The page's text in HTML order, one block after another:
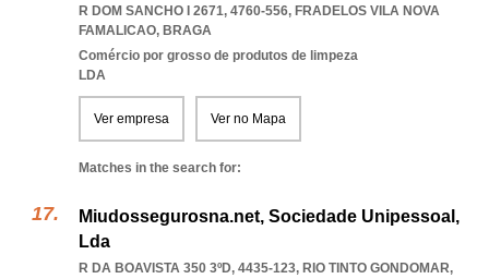
R DOM SANCHO I 2671, 4760-556, FRADELOS VILA NOVA
FAMALICAO, BRAGA
Comércio por grosso de produtos de limpeza
LDA
Ver empresa Ver no Mapa
Matches in the search for:
Miudossegurosna.net, Sociedade Unipessoal,
Lda
R DA BOAVISTA 350 3ºD, 4435-123, RIO TINTO GONDOMAR,